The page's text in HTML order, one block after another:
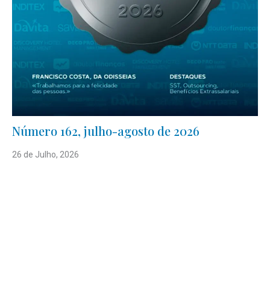
Número 162, julho-agosto de 2026
26 de Julho, 2026